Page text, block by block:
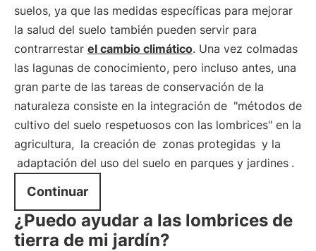
suelos, ya que las medidas específicas para mejorar
la salud del suelo también pueden servir para
contrarrestar el cambio climático. Una vez colmadas
las lagunas de conocimiento, pero incluso antes, una
gran parte de las tareas de conservación de la
naturaleza consiste en la integración de "métodos de
cultivo del suelo respetuosos con las lombrices" en la
agricultura, la creación de zonas protegidas y la
adaptación del uso del suelo en parques y jardines .
Continuar
¿Puedo ayudar a las lombrices de
tierra de mi jardín?